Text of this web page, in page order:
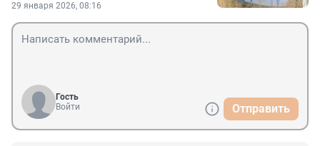
29 января 2026, 08:16
Гость
Войти
Отправить